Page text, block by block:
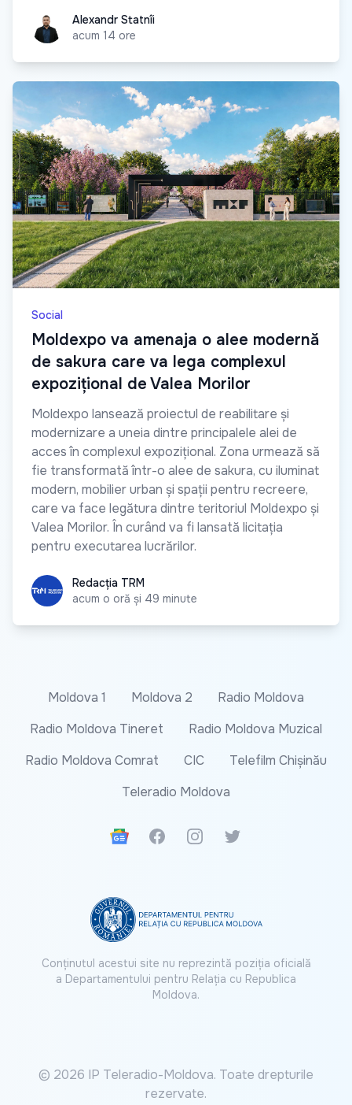
Alexandr Statnîi
Alexandr Statnîi
acum 14 ore
Social
Moldexpo va amenaja o alee modernă
de sakura care va lega complexul
expozițional de Valea Morilor
Moldexpo lansează proiectul de reabilitare și
modernizare a uneia dintre principalele alei de
acces în complexul expozițional. Zona urmează să
fie transformată într-o alee de sakura, cu iluminat
modern, mobilier urban și spații pentru recreere,
care va face legătura dintre teritoriul Moldexpo și
Valea Morilor. În curând va fi lansată licitația
pentru executarea lucrărilor.
Redacția TRM
Redacția TRM
acum o oră și 49 minute
Moldova 1 Moldova 2
Radio Moldova
Radio Moldova Tineret
Radio Moldova Muzical
Radio Moldova Comrat
CIC
Telefilm Chișinău
Teleradio Moldova
Google News
FacebookInstagramTwitter
Conținutul acestui site nu reprezintă poziția oficială
a Departamentului pentru Relația cu Republica
Moldova.
© 2026 IP Teleradio-Moldova. Toate drepturile
rezervate.